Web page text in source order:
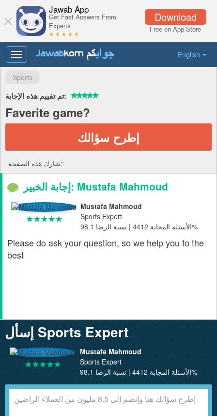
Download
Free on App Store
Jawab App
Get Fast Answers From
Experts
★ ★ ★ ★ ★
English
Toggle
navigation
Sports
تم تقييم هذه الإجابة:
Faverite game?
إطرح سؤالك
شارك هذه الصفحة:
إجابة الخبير: Mustafa Mahmoud
Mustafa Mahmoud
Sports Expert
الأسئلة المجابة 4412 | نسبة الرضا 98.1%
Please do ask your question, so we help you to the
best
إسأل Sports Expert
Mustafa Mahmoud
Sports Expert
الأسئلة المجابة 4412 | نسبة الرضا 98.1%